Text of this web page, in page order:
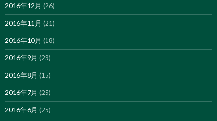
2016年12月 (26)
2016年11月 (21)
2016年10月 (18)
2016年9月 (23)
2016年8月 (15)
2016年7月 (25)
2016年6月 (25)